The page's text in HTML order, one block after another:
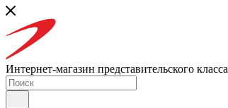
Интернет-магазин представительского класса